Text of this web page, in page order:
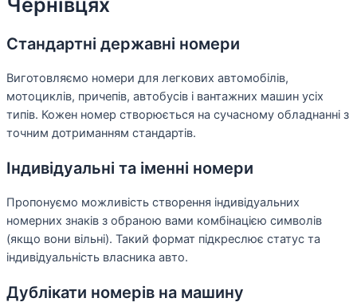
Чернівцях
Стандартні державні номери
Виготовляємо номери для легкових автомобілів,
мотоциклів, причепів, автобусів і вантажних машин усіх
типів. Кожен номер створюється на сучасному обладнанні з
точним дотриманням стандартів.
Індивідуальні та іменні номери
Пропонуємо можливість створення індивідуальних
номерних знаків з обраною вами комбінацією символів
(якщо вони вільні). Такий формат підкреслює статус та
індивідуальність власника авто.
Дублікати номерів на машину